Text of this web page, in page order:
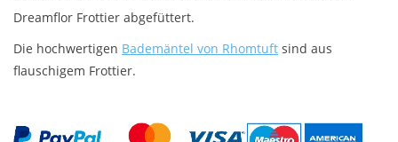
Mode & Accessoires
Dreamflor Frottier abgefüttert.
Die hochwertigen Bademäntel von Rhomtuft sind aus
flauschigem Frottier.